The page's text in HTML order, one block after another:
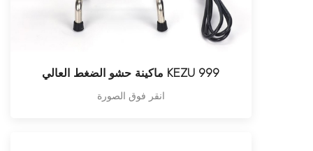
ماكينة حشو الضغط العالي KEZU 999
انقر فوق الصورة